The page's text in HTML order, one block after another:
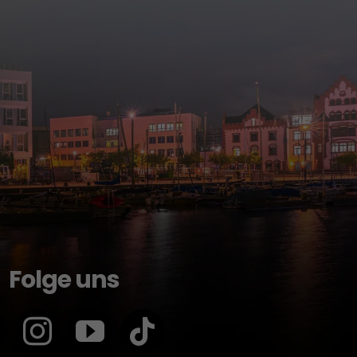
Folge uns